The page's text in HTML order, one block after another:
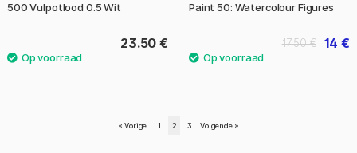
500 Vulpotlood 0.5 Wit
23.50 €
Paint 50: Watercolour Figures
14 €
17.50 €
« Vorige 1 2 3 Volgende »